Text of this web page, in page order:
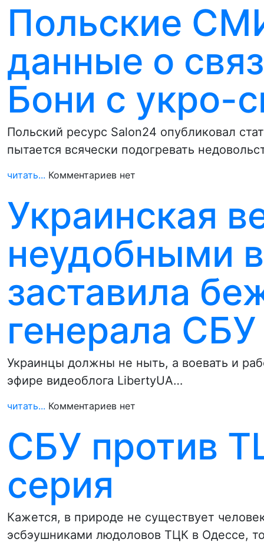
Польские
данные о
Бони с укро-
Польский ресурс Salon24 опубликовал
пытается всячески подогревать
читать... Комментариев нет
Украинская
неудобными
заставила
генерала СБУ
Украинцы должны не ныть, а воевать и
эфире видеоблога LibertyUA…
читать... Комментариев нет
СБУ против
серия
Кажется, в природе не существует
эсбэушниками людоловов ТЦК в Одессе,